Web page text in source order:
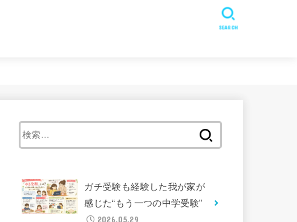
SEARCH
ガチ受験も経験した我が家が
感じた“もう一つの中学受験”
2026.05.29